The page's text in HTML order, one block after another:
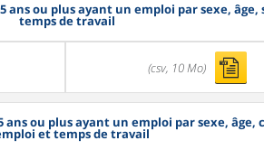
ans ou plus ayant un emploi par sexe,
temps de travail
(csv, 10 Mo)
ans ou plus ayant un emploi par sexe, âge,
et temps de travail